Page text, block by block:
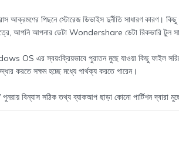
আক্রমণের পিছনে স্টোরেজ ডিভাইস দুর্নীতি সাধারণ কারণ।
আপনি আপনার ডেটা Wondershare ডেটা রিকভারি টুল
OS এর স্বয়ংক্রিয়ভাবে পুরাতন মুছে যাওয়া কিছু ফাইল
করতে সক্ষম হচ্ছে মধ্যে পার্থক্য করতে পারেন।
বিন্যাস সঠিক তথ্য ব্যাকআপ ছাড়া কোনো পার্টিশন দ্বারা